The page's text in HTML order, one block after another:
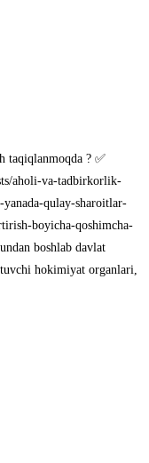
taqiqlanmoqda ? ✅
aholi-va-tadbirkorlik-
qulay-sharoitlar-
boyicha-qoshimcha-
boshlab davlat
hokimiyat organlari,